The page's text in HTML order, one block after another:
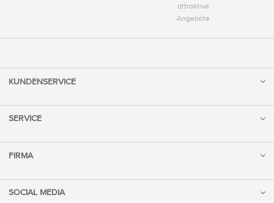
attraktive
Angebote
KUNDENSERVICE
SERVICE
FIRMA
SOCIAL MEDIA